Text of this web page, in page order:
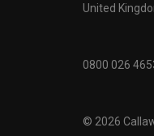
United
0800 026
© 2026